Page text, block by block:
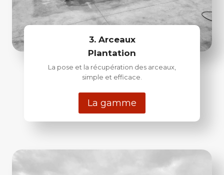
3. Arceaux
Plantation
La pose et la récupération des arceaux,
simple et efficace.
La gamme